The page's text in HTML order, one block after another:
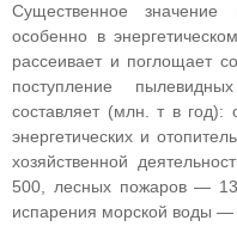
Существенное значение
особенно в
рассеивает и поглощает
поступление
составляет (млн. т в год):
энергетических и
хозяйственной
500, лесных пожаров —
испарения морской воды